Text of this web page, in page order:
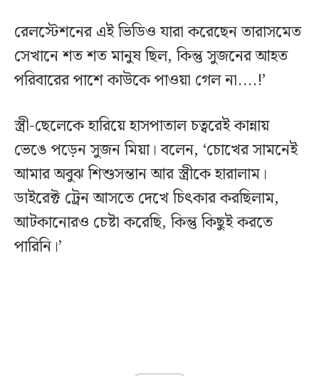
রেলস্টেশনের এই ভিডিও যারা করেছেন তারাসমেত
সেখানে শত শত মানুষ ছিল, কিন্তু সুজনের আহত
পরিবারের পাশে কাউকে পাওয়া গেল না....!’
স্ত্রী-ছেলেকে হারিয়ে হাসপাতাল চত্বরেই কান্নায়
ভেঙে পড়েন সুজন মিয়া। বলেন, ‘চোখের সামনেই
আমার অবুঝ শিশুসন্তান আর স্ত্রীকে হারালাম।
ডাইরেক্ট ট্রেন আসতে দেখে চিৎকার করছিলাম,
আটকানোরও চেষ্টা করেছি, কিন্তু কিছুই করতে
পারিনি।’